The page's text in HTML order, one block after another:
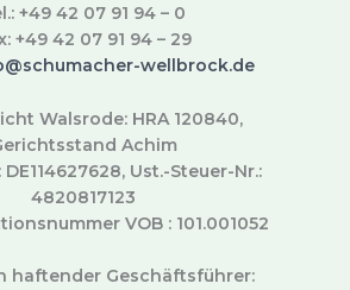
+49 42 07 91 94 – 0
+49 42 07 91 94 – 29
wellbrock.de
Walsrode: HRA 120840,
Achim
DE114627628, Ust.-Steuer-Nr.:
4820817123
VOB : 101.001052
haftender Geschäftsführer: